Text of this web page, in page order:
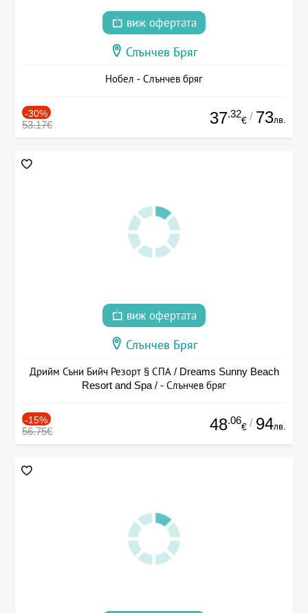
виж офертата
Слънчев Бряг
Нобел - Слънчев бряг
-30%
53.17€ 37.32
€ / 73лв.
виж офертата
Слънчев Бряг
Дрийм Съни Бийч Резорт § СПА / Dreams Sunny Beach
Resort and Spa / - Слънчев бряг
-15%
56.75€ 48.06
€ / 94лв.